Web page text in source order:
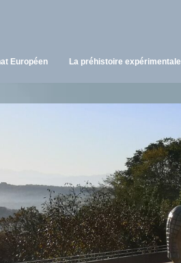
Européen La préhistoire expérimentale